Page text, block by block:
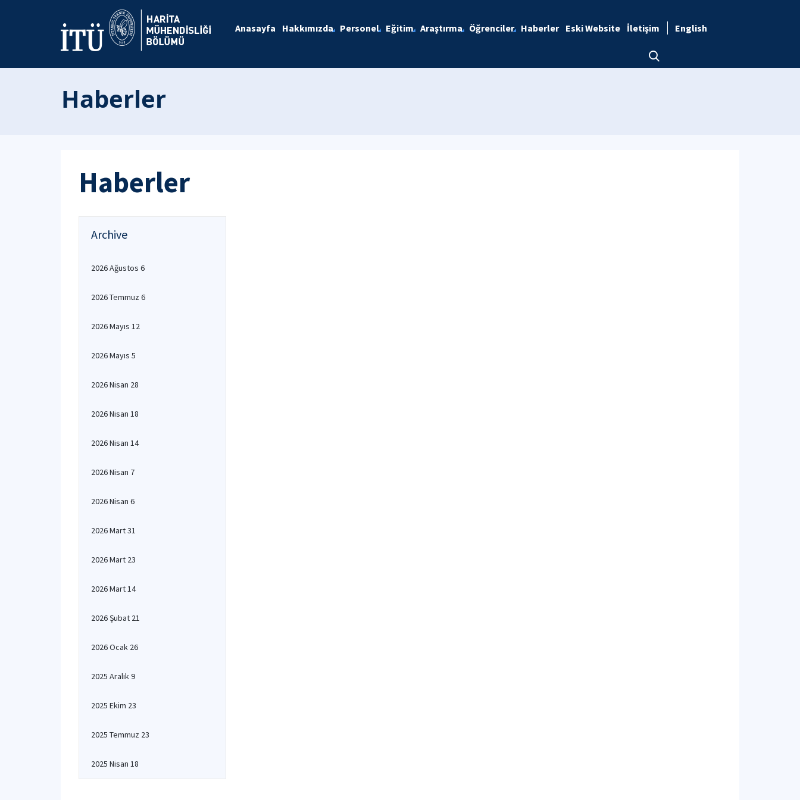
Anasayfa Hakkımızda Personel Eğitim Araştırma Öğrenciler Haberler Eski Website İletişim English
Haberler
Haberler
Archive
2026 Ağustos 6
2026 Temmuz 6
2026 Mayıs 12
2026 Mayıs 5
2026 Nisan 28
2026 Nisan 18
2026 Nisan 14
2026 Nisan 7
2026 Nisan 6
2026 Mart 31
2026 Mart 23
2026 Mart 14
2026 Şubat 21
2026 Ocak 26
2025 Aralık 9
2025 Ekim 23
2025 Temmuz 23
2025 Nisan 18